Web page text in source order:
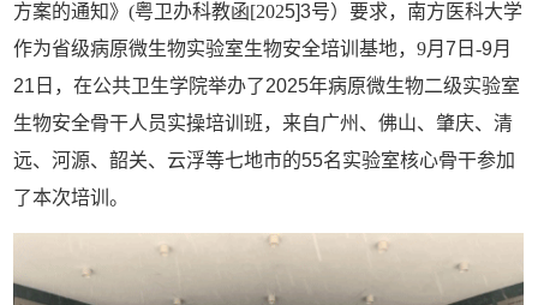
方案的通知》(粤卫办科教函[2025]3号）要求， 南方医科大学
作为省级病原微生物实验室生物安全培训基地，9月7 日-9月
21 日，在公共卫生学院举办了2025年病原微生物二级实验室
生物安全骨干人员实操培训班，来自广州、佛山、肇庆、清
远、河源、韶关、云浮等七地市的55名实验室核心骨干参加
了本次培训。